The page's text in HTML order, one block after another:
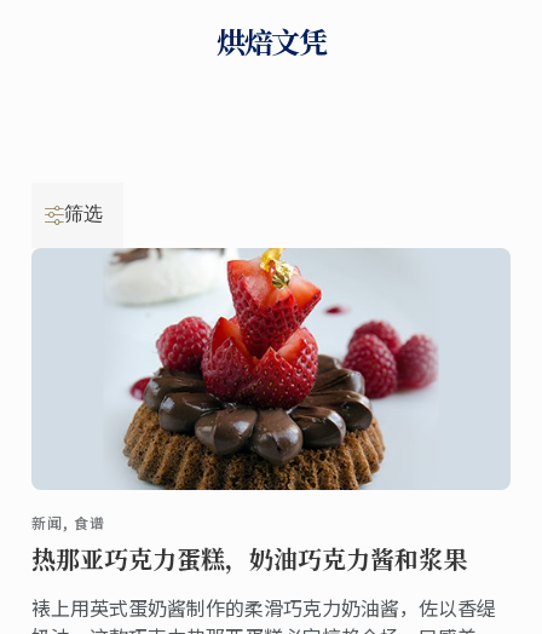
烘焙文凭
筛选
新闻, 食谱
热那亚巧克力蛋糕，奶油巧克力酱和浆果
裱上用英式蛋奶酱制作的柔滑巧克力奶油酱，佐以香缇